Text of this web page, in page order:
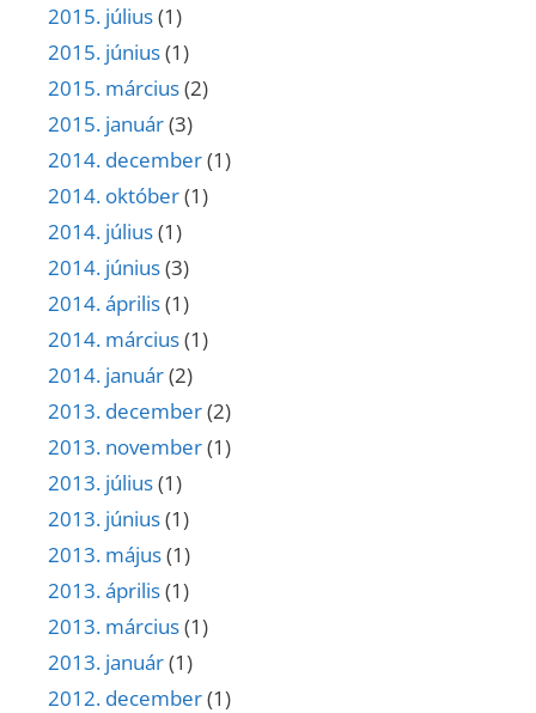
2015. július(1)
2015. június(1)
2015. március(2)
2015. január(3)
2014. december(1)
2014. október(1)
2014. július(1)
2014. június(3)
2014. április(1)
2014. március(1)
2014. január(2)
2013. december(2)
2013. november(1)
2013. július(1)
2013. június(1)
2013. május(1)
2013. április(1)
2013. március(1)
2013. január(1)
2012. december(1)